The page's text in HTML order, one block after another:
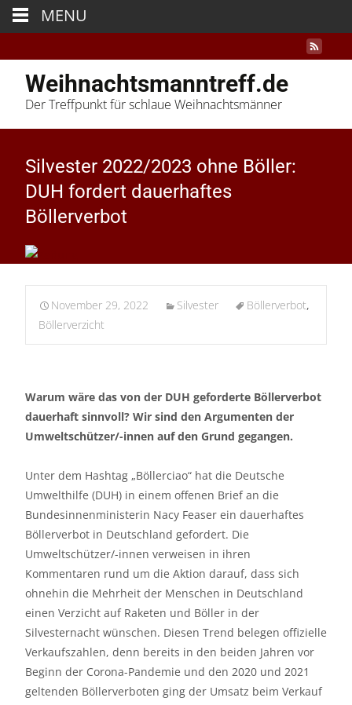
Weihnachtsmanntreff.de
Der Treffpunkt für schlaue Weihnachtsmänner
Silvester 2022/2023 ohne Böller:
DUH fordert dauerhaftes
Böllerverbot
November 29, 2022 Silvester Böllerverbot,
Böllerverzicht
Warum wäre das von der DUH geforderte Böllerverbot
dauerhaft sinnvoll? Wir sind den Argumenten der
Umweltschützer/-innen auf den Grund gegangen.
Unter dem Hashtag „Böllerciao“ hat die Deutsche
Umwelthilfe (DUH) in einem offenen Brief an die
Bundesinnenministerin Nacy Feaser ein dauerhaftes
Böllerverbot in Deutschland gefordert. Die
Umweltschützer/-innen verweisen in ihren
Kommentaren rund um die Aktion darauf, dass sich
ohnehin die Mehrheit der Menschen in Deutschland
einen Verzicht auf Raketen und Böller in der
Silvesternacht wünschen. Diesen Trend belegen offizielle
Verkaufszahlen, denn bereits in den beiden Jahren vor
Beginn der Corona-Pandemie und den 2020 und 2021
geltenden Böllerverboten ging der Umsatz beim Verkauf
MENU